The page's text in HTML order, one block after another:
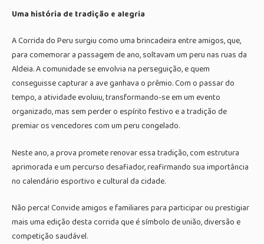
Uma história de tradição e alegria
A Corrida do Peru surgiu como uma brincadeira entre amigos, que,
para comemorar a passagem de ano, soltavam um peru nas ruas da
Aldeia. A comunidade se envolvia na perseguição, e quem
conseguisse capturar a ave ganhava o prêmio. Com o passar do
tempo, a atividade evoluiu, transformando-se em um evento
organizado, mas sem perder o espírito festivo e a tradição de
premiar os vencedores com um peru congelado.
Neste ano, a prova promete renovar essa tradição, com estrutura
aprimorada e um percurso desafiador, reafirmando sua importância
no calendário esportivo e cultural da cidade.
Não perca! Convide amigos e familiares para participar ou prestigiar
mais uma edição desta corrida que é símbolo de união, diversão e
competição saudável.